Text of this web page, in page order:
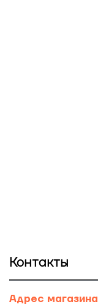
Контакты
Адрес магазина